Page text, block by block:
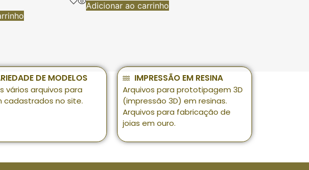
Adicionar ao carrinho
DE MODELOS
vários arquivos para
cadastrados no site.
IMPRESSÃO EM RESINA
Arquivos para prototipagem 3D
(impressão 3D) em resinas.
Arquivos para fabricação de
joias em ouro.